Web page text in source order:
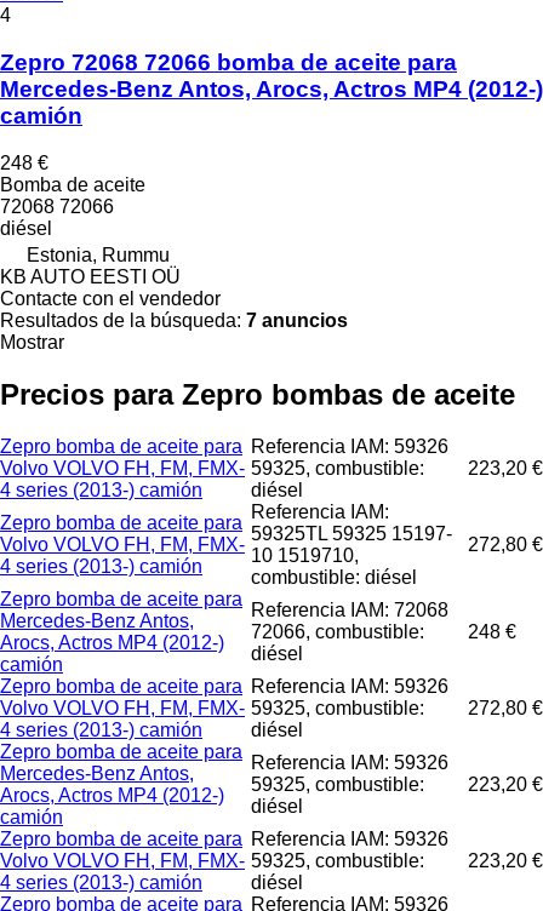
4
Zepro 72068 72066 bomba de aceite para
Mercedes-Benz Antos, Arocs, Actros MP4 (2012-)
camión
248 €
Bomba de aceite
72068 72066
diésel
Estonia, Rummu
KB AUTO EESTI OÜ
Contacte con el vendedor
Resultados de la búsqueda: 7 anuncios
Mostrar
Precios para Zepro bombas de aceite
Zepro bomba de aceite para
Volvo VOLVO FH, FM, FMX-
4 series (2013-) camión
Referencia IAM: 59326
59325, combustible:
diésel
223,20 €
Zepro bomba de aceite para
Volvo VOLVO FH, FM, FMX-
4 series (2013-) camión
Referencia IAM:
59325TL 59325 15197-
10 1519710,
combustible: diésel
272,80 €
Zepro bomba de aceite para
Mercedes-Benz Antos,
Arocs, Actros MP4 (2012-)
camión
Referencia IAM: 72068
72066, combustible:
diésel
248 €
Zepro bomba de aceite para
Volvo VOLVO FH, FM, FMX-
4 series (2013-) camión
Referencia IAM: 59326
59325, combustible:
diésel
272,80 €
Zepro bomba de aceite para
Mercedes-Benz Antos,
Arocs, Actros MP4 (2012-)
camión
Referencia IAM: 59326
59325, combustible:
diésel
223,20 €
Zepro bomba de aceite para
Volvo VOLVO FH, FM, FMX-
4 series (2013-) camión
Referencia IAM: 59326
59325, combustible:
diésel
223,20 €
Zepro bomba de aceite para Referencia IAM: 59326